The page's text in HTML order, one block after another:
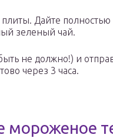
плиты. Дайте
зеленый чай.
не должно!) и
через 3 часа.
мороженое